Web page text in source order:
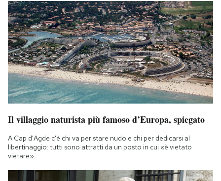
Il villaggio naturista più famoso d’Europa, spiegato
A Cap d'Agde c'è chi va per stare nudo e chi per dedicarsi al
libertinaggio: tutti sono attratti da un posto in cui «è vietato
vietare»